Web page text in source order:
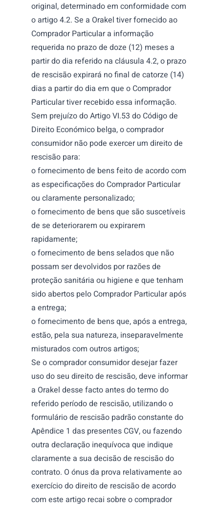
original, determinado em conformidade com
o artigo 4.2. Se a Orakel tiver fornecido ao
Comprador Particular a informação
requerida no prazo de doze (12) meses a
partir do dia referido na cláusula 4.2, o prazo
de rescisão expirará no final de catorze (14)
dias a partir do dia em que o Comprador
Particular tiver recebido essa informação.
Sem prejuízo doArtigo VI.53 do Código de
Direito Económico belga, o comprador
consumidor não pode exercer um direito de
rescisão para:
o fornecimento de bens feito de acordo com
as especificações do Comprador Particular
ou claramente personalizado;
o fornecimento de bens que são suscetíveis
de se deteriorarem ou expirarem
rapidamente;
o fornecimento de bens selados que não
possam ser devolvidos por razões de
proteção sanitária ou higiene e que tenham
sido abertos pelo Comprador Particular após
a entrega;
o fornecimento de bens que, após a entrega,
estão, pela sua natureza, inseparavelmente
misturados com outros artigos;
Se o comprador consumidor desejar fazer
uso do seu direito de rescisão, deve informar
a Orakel desse facto antes do termo do
referido período de rescisão, utilizando o
formulário de rescisão padrão constante do
Apêndice 1 das presentes CGV, ou fazendo
outra declaração inequívoca que indique
claramente a sua decisão de rescisão do
contrato. O ónus da prova relativamente ao
exercício do direito de rescisão de acordo
com este artigo recai sobre o comprador